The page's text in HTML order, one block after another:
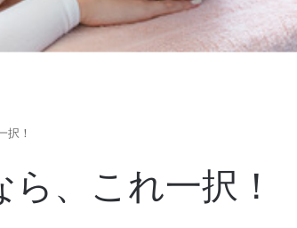
択！
、これ一択！